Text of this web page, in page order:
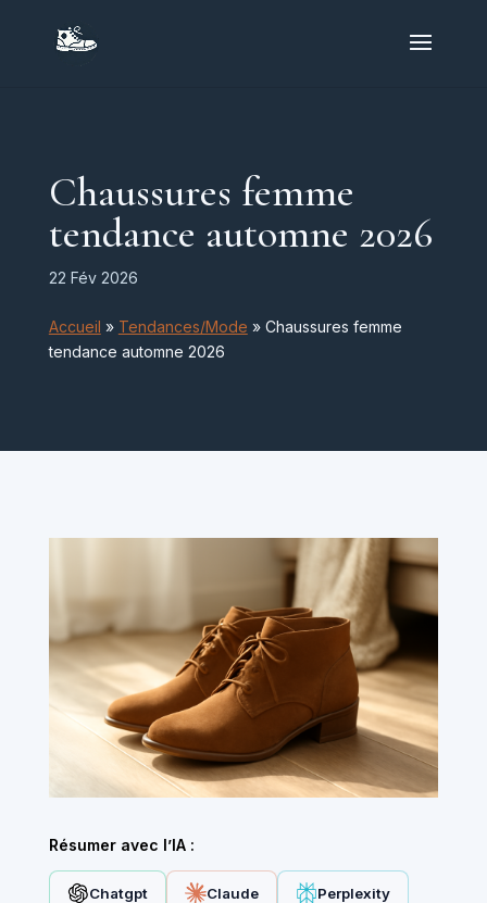
Chaussures femme
tendance automne 2026
22 Fév 2026
Accueil » Tendances/Mode » Chaussures femme
tendance automne 2026
Résumer avec l’IA :
Chatgpt Claude Perplexity